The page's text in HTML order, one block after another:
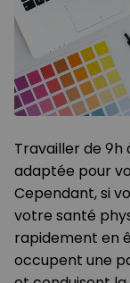
Travailler de 9h
adaptée pour
Cependant, si
votre santé
rapidement en
occupent une